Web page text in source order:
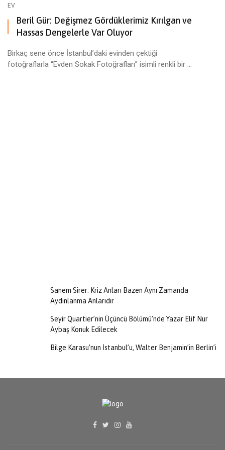
EV
Beril Gür: Değişmez Gördüklerimiz Kırılgan ve
Hassas Dengelerle Var Oluyor
Birkaç sene önce İstanbul’daki evinden çektiği
fotoğraflarla “Evden Sokak Fotoğrafları” isimli renkli bir ...
Sanem Sirer: Kriz Anları Bazen Aynı Zamanda
Aydınlanma Anlarıdır
Seyir Quartier’nin Üçüncü Bölümü’nde Yazar Elif Nur
Aybaş Konuk Edilecek
Bilge Karasu’nun İstanbul’u, Walter Benjamin’in Berlin’i